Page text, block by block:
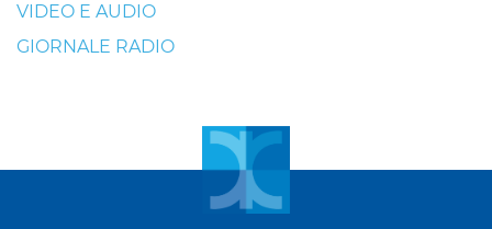
VIDEO E AUDIO
GIORNALE RADIO